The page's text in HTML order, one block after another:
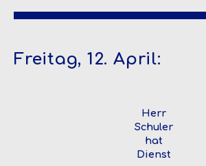
Freitag, 12. April:
Herr
Schuler
hat
Dienst